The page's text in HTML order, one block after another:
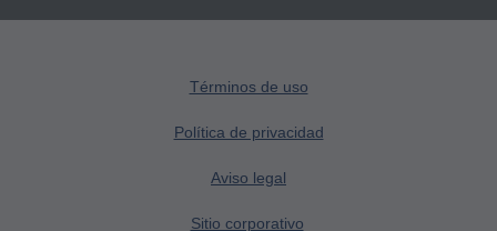
Términos de uso
Política de privacidad
Aviso legal
Sitio corporativo
Aviso Legal de Garantías y Responsabilidades